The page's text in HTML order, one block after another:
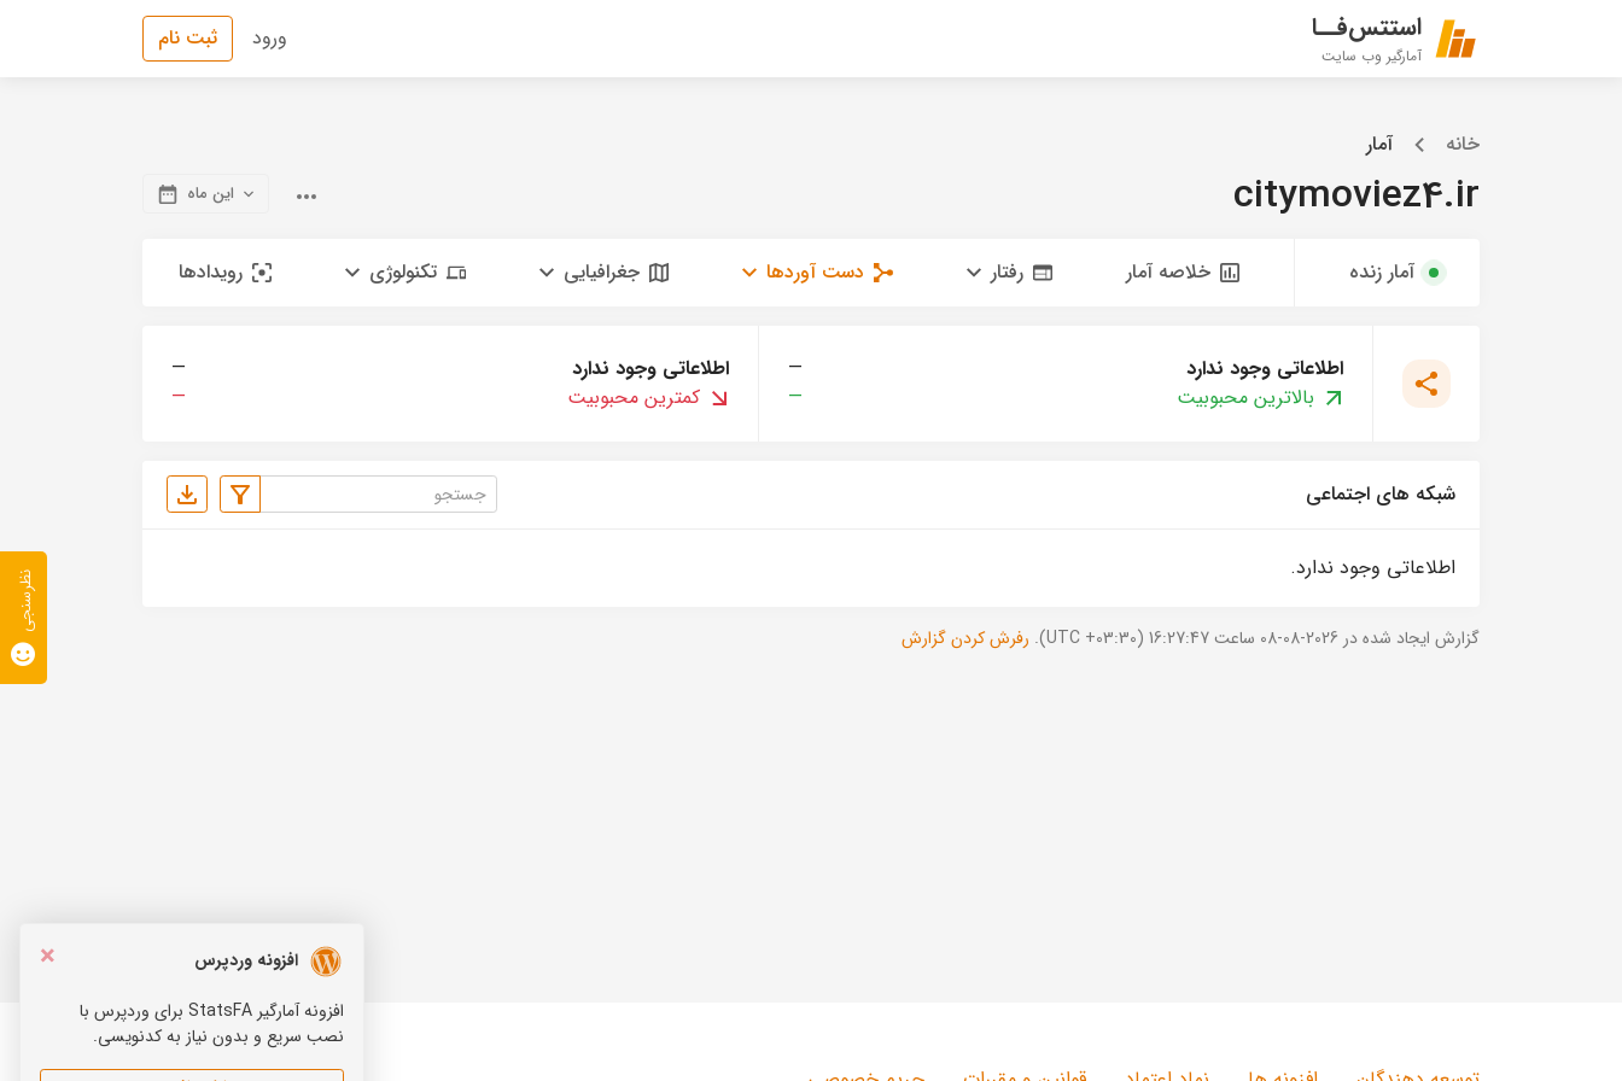
استتس‌فــا
آمارگیر وب سایت
ورود ثبت نام
خانه آمار
citymoviez4.ir این ماه
آمار زنده خلاصه آمار رفتار دست آوردها جغرافیایی تکنولوژی رویدادها
اطلاعاتی وجود ندارد
—
بالاترین محبوبیت
—
اطلاعاتی وجود ندارد
—
کمترین محبوبیت
—
شبکه های اجتماعی
اطلاعاتی وجود ندارد.
گزارش ایجاد شده در 2026-08-08 ساعت 16:27:47 (UTC +03:30). رفرش کردن گزارش
×
افزونه وردپرس
افزونه آمارگیر StatsFA برای وردپرس با
نصب سریع و بدون نیاز به کدنویسی.
نظرسنجی